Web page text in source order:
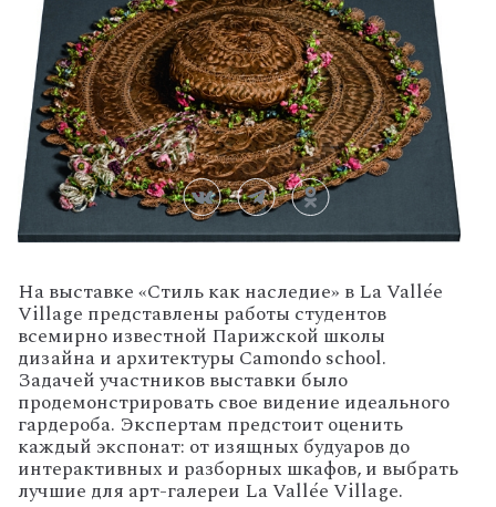
На выставке «Стиль как наследие» в La Vallée
Village представлены работы студентов
всемирно известной Парижской школы
дизайна и архитектуры Camondo school.
Задачей участников выставки было
продемонстрировать свое видение идеального
гардероба. Экспертам предстоит оценить
каждый экспонат: от изящных будуаров до
интерактивных и разборных шкафов, и выбрать
лучшие для арт-галереи La Vallée Village.